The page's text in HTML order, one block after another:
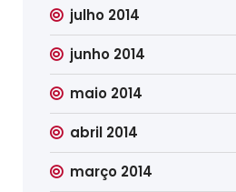
julho 2014
junho 2014
maio 2014
abril 2014
março 2014